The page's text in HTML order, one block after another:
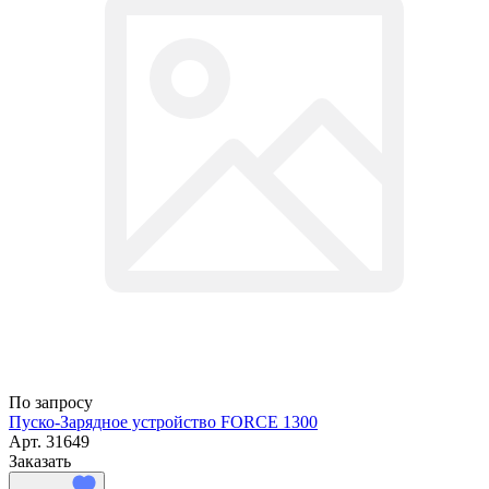
По запросу
Пуско-Зарядное устройство FORCE 1300
Арт. 31649
Заказать